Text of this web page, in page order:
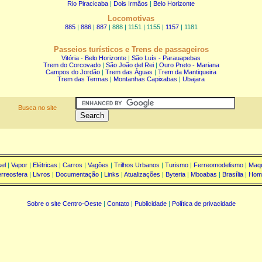
Rio Piracicaba | Dois Irmãos | Belo Horizonte
Locomotivas
885| 886| 887| 888 | 1151 | 1155 | 1157| 1181
Passeios turísticos e Trens de passageiros
Vitória - Belo Horizonte | São Luís - Parauapebas
Trem do Corcovado| São João del Rei| Ouro Preto - Mariana
Campos do Jordão | Trem das Águas | Trem da Mantiqueira
Trem das Termas | Montanhas Capixabas | Ubajara
Busca no site
| Vapor | Elétricas | Carros | Vagões | Trilhos Urbanos | Turismo | Ferreomodelismo |
| Livros | Documentação| Links | Atualizações | Byteria| Mboabas | Brasília|
Sobre o site Centro-Oeste| Contato| Publicidade| Política de privacidade